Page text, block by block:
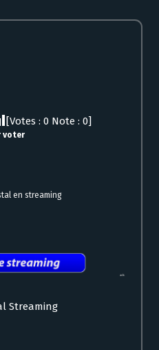
[Votes : 0 Note : 0]
voter
en streaming
Streaming